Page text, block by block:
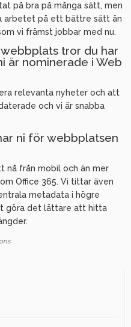
på bra på många sätt, men
på ett bättre sätt än
vi främst jobbar med nu.
tror du har
är nominerade i Web
relevanta nyheter och att
och vi är snabba
ni för webbplatsen
nå från mobil och än mer
Office 365. Vi tittar även
metadata i högre
göra det lättare att hitta